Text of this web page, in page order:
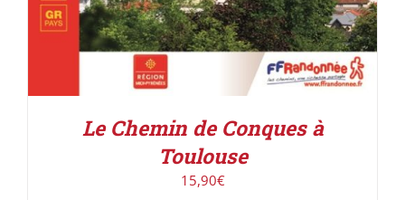
Le Chemin de Conques à
Toulouse
15,90€